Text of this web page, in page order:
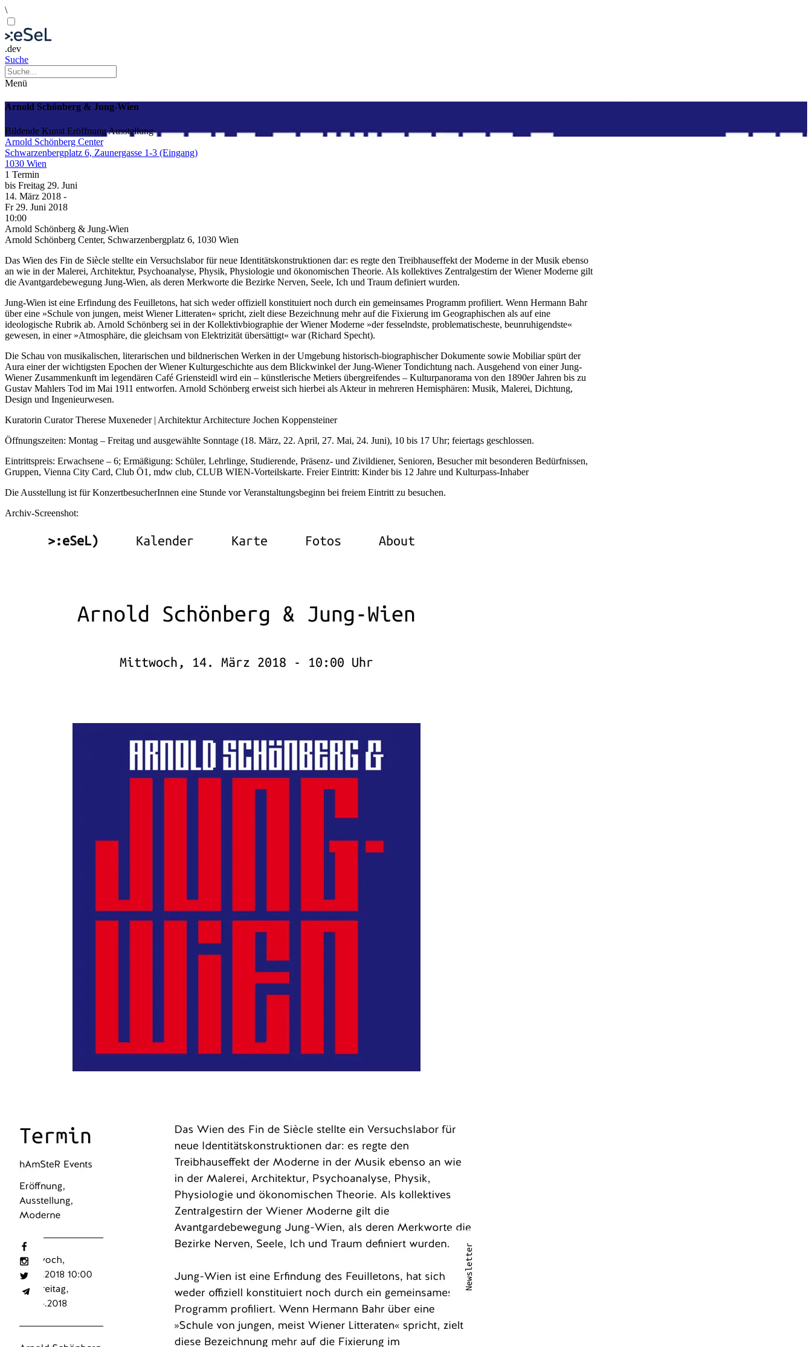
\
.dev
Suche
Menü
Arnold Schönberg & Jung-Wien
Bildende Kunst EröffnungAusstellung
Arnold Schönberg Center
Schwarzenbergplatz 6, Zaunergasse 1-3 (Eingang)
1030 Wien
1 Termin
bis Freitag 29. Juni
14. März 2018 -
Fr 29. Juni 2018
10:00
Arnold Schönberg & Jung-Wien
Arnold Schönberg Center, Schwarzenbergplatz 6, 1030 Wien
Das Wien des Fin de Siècle stellte ein Versuchslabor für neue Identitätskonstruktionen dar: es regte den Treibhauseffekt der Moderne in der Musik ebenso
an wie in der Malerei, Architektur, Psychoanalyse, Physik, Physiologie und ökonomischen Theorie. Als kollektives Zentralgestirn der Wiener Moderne gilt
die Avantgardebewegung Jung-Wien, als deren Merkworte die Bezirke Nerven, Seele, Ich und Traum definiert wurden.
Jung-Wien ist eine Erfindung des Feuilletons, hat sich weder offiziell konstituiert noch durch ein gemeinsames Programm profiliert. Wenn Hermann Bahr
über eine »Schule von jungen, meist Wiener Litteraten« spricht, zielt diese Bezeichnung mehr auf die Fixierung im Geographischen als auf eine
ideologische Rubrik ab. Arnold Schönberg sei in der Kollektivbiographie der Wiener Moderne »der fesselndste, problematischeste, beunruhigendste«
gewesen, in einer »Atmosphäre, die gleichsam von Elektrizität übersättigt« war (Richard Specht).
Die Schau von musikalischen, literarischen und bildnerischen Werken in der Umgebung historisch-biographischer Dokumente sowie Mobiliar spürt der
Aura einer der wichtigsten Epochen der Wiener Kulturgeschichte aus dem Blickwinkel der Jung-Wiener Tondichtung nach. Ausgehend von einer Jung-
Wiener Zusammenkunft im legendären Café Griensteidl wird ein – künstlerische Metiers übergreifendes – Kulturpanorama von den 1890er Jahren bis zu
Gustav Mahlers Tod im Mai 1911 entworfen. Arnold Schönberg erweist sich hierbei als Akteur in mehreren Hemisphären: Musik, Malerei, Dichtung,
Design und Ingenieurwesen.
Kuratorin Curator Therese Muxeneder | Architektur Architecture Jochen Koppensteiner
Öffnungszeiten: Montag – Freitag und ausgewählte Sonntage (18. März, 22. April, 27. Mai, 24. Juni), 10 bis 17 Uhr; feiertags geschlossen.
Eintrittspreis: Erwachsene – 6; Ermäßigung: Schüler, Lehrlinge, Studierende, Präsenz- und Zivildiener, Senioren, Besucher mit besonderen Bedürfnissen,
Gruppen, Vienna City Card, Club Ö1, mdw club, CLUB WIEN-Vorteilskarte. Freier Eintritt: Kinder bis 12 Jahre und Kulturpass-Inhaber
Die Ausstellung ist für KonzertbesucherInnen eine Stunde vor Veranstaltungsbeginn bei freiem Eintritt zu besuchen.
Archiv-Screenshot: